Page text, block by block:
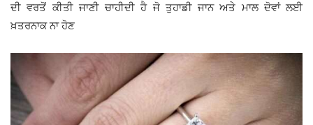
ਦੀ ਵਰਤੋਂ ਕੀਤੀ ਜਾਣੀ ਚਾਹੀਦੀ ਹੈ ਜੋ ਤੁਹਾਡੀ ਜਾਨ ਅਤੇ ਮਾਲ ਦੋਵਾਂ ਲਈ
ਖ਼ਤਰਨਾਕ ਨਾ ਹੋਣ